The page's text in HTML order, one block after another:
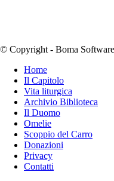
© Copyright - Boma
Home
Il Capitolo
Vita liturgica
Archivio Biblioteca
Il Duomo
Omelie
Scoppio del Carro
Donazioni
Privacy
Contatti